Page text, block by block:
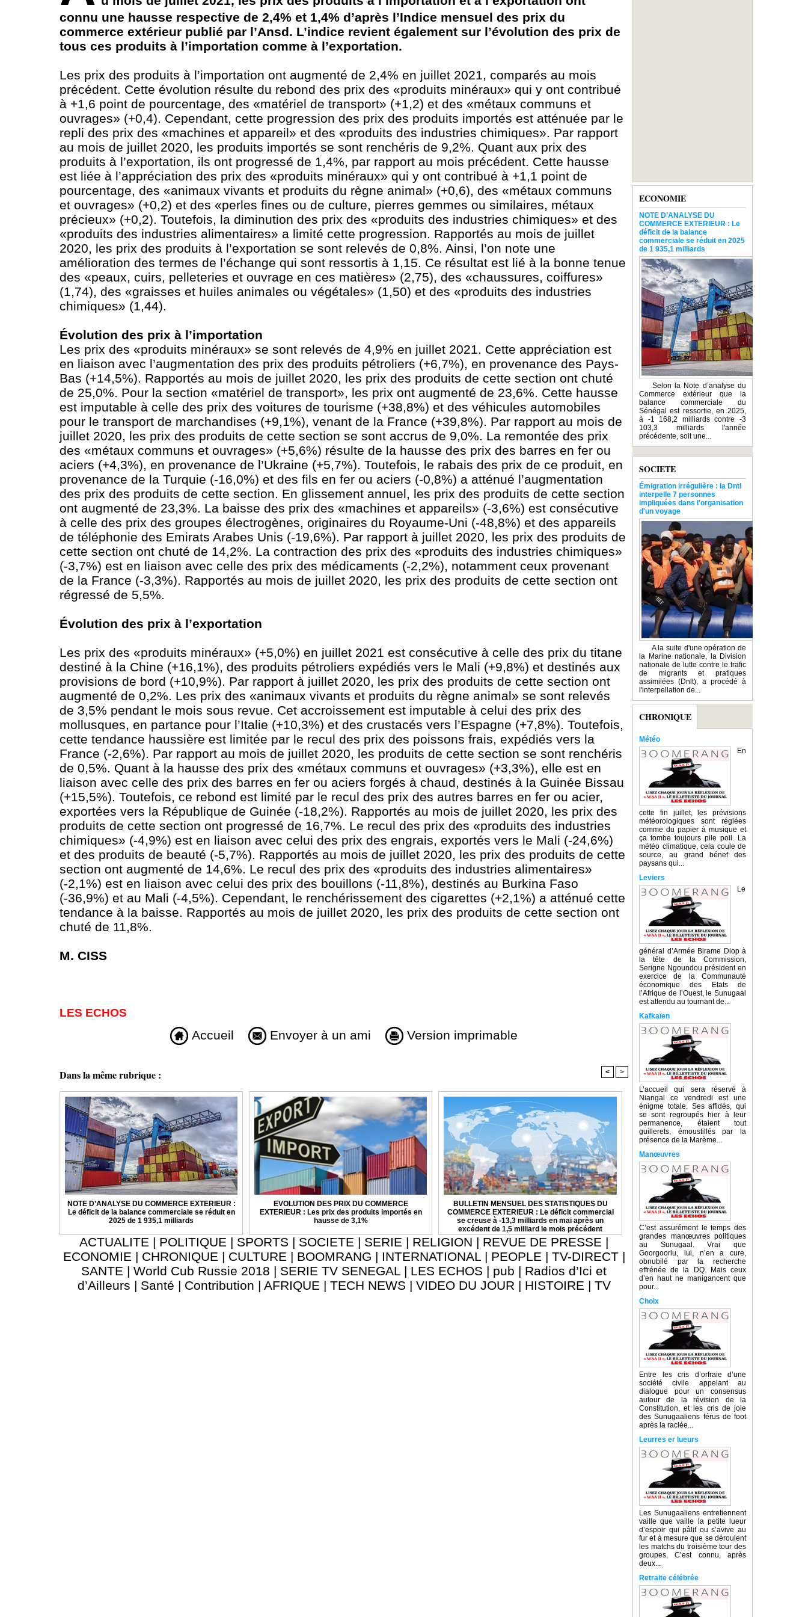
connu une hausse respective de 2,4% et 1,4% d’après l’Indice mensuel des prix du
commerce extérieur publié par l’Ansd. L’indice revient également sur l’évolution des prix de
tous ces produits à l’importation comme à l’exportation.
Les prix des produits à l’importation ont augmenté de 2,4% en juillet 2021, comparés au mois
précédent. Cette évolution résulte du rebond des prix des «produits minéraux» qui y ont contribué
à +1,6 point de pourcentage, des «matériel de transport» (+1,2) et des «métaux communs et
ouvrages» (+0,4). Cependant, cette progression des prix des produits importés est atténuée par le
repli des prix des «machines et appareil» et des «produits des industries chimiques». Par rapport
au mois de juillet 2020, les produits importés se sont renchéris de 9,2%. Quant aux prix des
produits à l’exportation, ils ont progressé de 1,4%, par rapport au mois précédent. Cette hausse
est liée à l’appréciation des prix des «produits minéraux» qui y ont contribué à +1,1 point de
pourcentage, des «animaux vivants et produits du règne animal» (+0,6), des «métaux communs
et ouvrages» (+0,2) et des «perles fines ou de culture, pierres gemmes ou similaires, métaux
précieux» (+0,2). Toutefois, la diminution des prix des «produits des industries chimiques» et des
«produits des industries alimentaires» a limité cette progression. Rapportés au mois de juillet
2020, les prix des produits à l’exportation se sont relevés de 0,8%. Ainsi, l’on note une
amélioration des termes de l’échange qui sont ressortis à 1,15. Ce résultat est lié à la bonne tenue
des «peaux, cuirs, pelleteries et ouvrage en ces matières» (2,75), des «chaussures, coiffures»
(1,74), des «graisses et huiles animales ou végétales» (1,50) et des «produits des industries
chimiques» (1,44).
Évolution des prix à l’importation
Les prix des «produits minéraux» se sont relevés de 4,9% en juillet 2021. Cette appréciation est
en liaison avec l’augmentation des prix des produits pétroliers (+6,7%), en provenance des Pays-
Bas (+14,5%). Rapportés au mois de juillet 2020, les prix des produits de cette section ont chuté
de 25,0%. Pour la section «matériel de transport», les prix ont augmenté de 23,6%. Cette hausse
est imputable à celle des prix des voitures de tourisme (+38,8%) et des véhicules automobiles
pour le transport de marchandises (+9,1%), venant de la France (+39,8%). Par rapport au mois de
juillet 2020, les prix des produits de cette section se sont accrus de 9,0%. La remontée des prix
des «métaux communs et ouvrages» (+5,6%) résulte de la hausse des prix des barres en fer ou
aciers (+4,3%), en provenance de l’Ukraine (+5,7%). Toutefois, le rabais des prix de ce produit, en
provenance de la Turquie (-16,0%) et des fils en fer ou aciers (-0,8%) a atténué l’augmentation
des prix des produits de cette section. En glissement annuel, les prix des produits de cette section
ont augmenté de 23,3%. La baisse des prix des «machines et appareils» (-3,6%) est consécutive
à celle des prix des groupes électrogènes, originaires du Royaume-Uni (-48,8%) et des appareils
de téléphonie des Emirats Arabes Unis (-19,6%). Par rapport à juillet 2020, les prix des produits de
cette section ont chuté de 14,2%. La contraction des prix des «produits des industries chimiques»
(-3,7%) est en liaison avec celle des prix des médicaments (-2,2%), notamment ceux provenant
de la France (-3,3%). Rapportés au mois de juillet 2020, les prix des produits de cette section ont
régressé de 5,5%.
Évolution des prix à l’exportation
Les prix des «produits minéraux» (+5,0%) en juillet 2021 est consécutive à celle des prix du titane
destiné à la Chine (+16,1%), des produits pétroliers expédiés vers le Mali (+9,8%) et destinés aux
provisions de bord (+10,9%). Par rapport à juillet 2020, les prix des produits de cette section ont
augmenté de 0,2%. Les prix des «animaux vivants et produits du règne animal» se sont relevés
de 3,5% pendant le mois sous revue. Cet accroissement est imputable à celui des prix des
mollusques, en partance pour l’Italie (+10,3%) et des crustacés vers l’Espagne (+7,8%). Toutefois,
cette tendance haussière est limitée par le recul des prix des poissons frais, expédiés vers la
France (-2,6%). Par rapport au mois de juillet 2020, les produits de cette section se sont renchéris
de 0,5%. Quant à la hausse des prix des «métaux communs et ouvrages» (+3,3%), elle est en
liaison avec celle des prix des barres en fer ou aciers forgés à chaud, destinés à la Guinée Bissau
(+15,5%). Toutefois, ce rebond est limité par le recul des prix des autres barres en fer ou acier,
exportées vers la République de Guinée (-18,2%). Rapportés au mois de juillet 2020, les prix des
produits de cette section ont progressé de 16,7%. Le recul des prix des «produits des industries
chimiques» (-4,9%) est en liaison avec celui des prix des engrais, exportés vers le Mali (-24,6%)
et des produits de beauté (-5,7%). Rapportés au mois de juillet 2020, les prix des produits de cette
section ont augmenté de 14,6%. Le recul des prix des «produits des industries alimentaires»
(-2,1%) est en liaison avec celui des prix des bouillons (-11,8%), destinés au Burkina Faso
(-36,9%) et au Mali (-4,5%). Cependant, le renchérissement des cigarettes (+2,1%) a atténué cette
tendance à la baisse. Rapportés au mois de juillet 2020, les prix des produits de cette section ont
chuté de 11,8%.
M. CISS
LES ECHOS
Accueil Envoyer à un ami Version imprimable
Dans la même rubrique : < >
NOTE D’ANALYSE DU COMMERCE EXTERIEUR :
Le déficit de la balance commerciale se réduit en
2025 de 1 935,1 milliards
EVOLUTION DES PRIX DU COMMERCE
EXTERIEUR : Les prix des produits importés en
hausse de 3,1%
BULLETIN MENSUEL DES STATISTIQUES DU
COMMERCE EXTERIEUR : Le déficit commercial
se creuse à -13,3 milliards en mai après un
excédent de 1,5 milliard le mois précédent
ACTUALITE | POLITIQUE | SPORTS | SOCIETE | SERIE | RELIGION | REVUE DE PRESSE |
ECONOMIE | CHRONIQUE | CULTURE | BOOMRANG | INTERNATIONAL | PEOPLE | TV-DIRECT |
SANTE | World Cub Russie 2018 | SERIE TV SENEGAL | LES ECHOS | pub | Radios d’Ici et
d’Ailleurs | Santé | Contribution | AFRIQUE | TECH NEWS | VIDEO DU JOUR | HISTOIRE | TV
ECONOMIE
NOTE D’ANALYSE DU
COMMERCE EXTERIEUR : Le
déficit de la balance
commerciale se réduit en 2025
de 1 935,1 milliards
Selon la Note d’analyse du
Commerce extérieur que la
balance commerciale du
Sénégal est ressortie, en 2025,
à -1 168,2 milliards contre -3
103,3 milliards l'année
précédente, soit une...
SOCIETE
Émigration irrégulière : la Dntl
interpelle 7 personnes
impliquées dans l'organisation
d'un voyage
A la suite d'une opération de
la Marine nationale, la Division
nationale de lutte contre le trafic
de migrants et pratiques
assimilées (Dnlt), a procédé à
l'interpellation de...
CHRONIQUE
Météo
En
cette fin juillet, les prévisions
météorologiques sont réglées
comme du papier à musique et
ça tombe toujours pile poil. La
météo climatique, cela coule de
source, au grand bénef des
paysans qui...
Leviers
Le
général d’Armée Birame Diop à
la tête de la Commission,
Serigne Ngoundou président en
exercice de la Communauté
économique des Etats de
l’Afrique de l’Ouest, le Sunugaal
est attendu au tournant de...
Kafkaïen
L’accueil qui sera réservé à
Niangal ce vendredi est une
énigme totale. Ses affidés, qui
se sont regroupés hier à leur
permanence, étaient tout
guillerets, émoustillés par la
présence de la Marème...
Manœuvres
C’est assurément le temps des
grandes manœuvres politiques
au Sunugaal. Vrai que
Goorgoorlu, lui, n’en a cure,
obnubilé par la recherche
effrénée de la DQ. Mais ceux
d’en haut ne manigancent que
pour...
Choix
Entre les cris d’orfraie d’une
société civile appelant au
dialogue pour un consensus
autour de la révision de la
Constitution, et les cris de joie
des Sunugaaliens férus de foot
après la raclée...
Leurres er lueurs
Les Sunugaaliens entretiennent
vaille que vaille la petite lueur
d’espoir qui pâlit ou s’avive au
fur et à mesure que se déroulent
les matchs du troisième tour des
groupes. C’est connu, après
deux...
Retraite célébrée